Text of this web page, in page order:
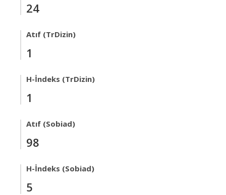
24
Atıf (TrDizin)
1
H-İndeks (TrDizin)
1
Atıf (Sobiad)
98
H-İndeks (Sobiad)
5